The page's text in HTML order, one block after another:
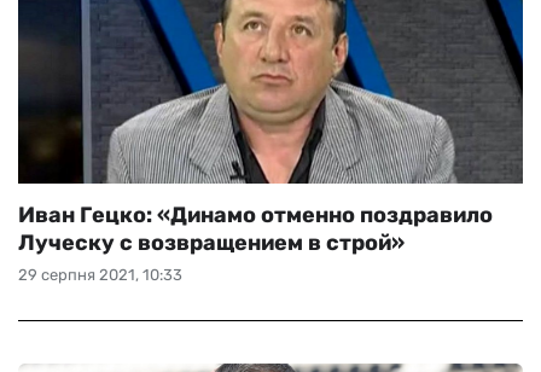
29 серпня 2021, 10:33
Иван Гецко: «Динамо отменно поздравило
Луческу с возвращением в строй»